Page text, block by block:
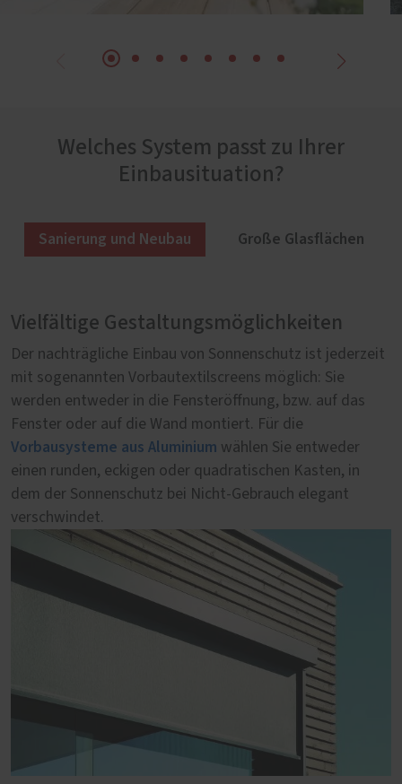
Welches System passt zu Ihrer
Einbausituation?
Sanierung und Neubau Große Glasflächen
Vielfältige Gestaltungsmöglichkeiten
Der nachträgliche Einbau von Sonnenschutz ist jederzeit
mit sogenannten Vorbautextilscreens möglich: Sie
werden entweder in die Fensteröffnung, bzw. auf das
Fenster oder auf die Wand montiert. Für die
Vorbausysteme aus Aluminium wählen Sie entweder
einen runden, eckigen oder quadratischen Kasten, in
dem der Sonnenschutz bei Nicht-Gebrauch elegant
verschwindet.
Sonnenschutz für große Glasflächen
Für Panorama-Verglasungen eignen sich vor allem
sogenannte Zipscreens. Der motorangetriebene Behang,
der auch bei großen Flächen nicht geteilt werden muss,
sorgt für eine ästhetische und zuverlässige Beschattung.